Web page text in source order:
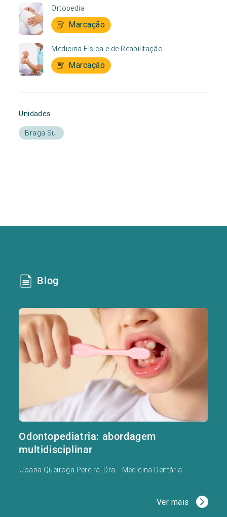
Ortopedia
Marcação
Medicina Física e de Reabilitação
Marcação
Unidades
Braga Sul
Blog
Odontopediatria: abordagem
multidisciplinar
Joana Queiroga Pereira, Dra. Medicina Dentária
Ver mais